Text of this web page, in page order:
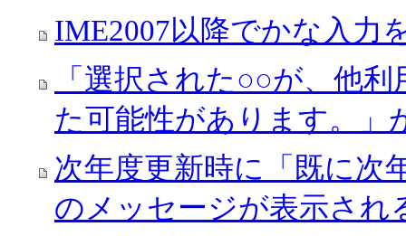
IME2007以降でかな入力
「選択された○○が、他
た可能性があります。」
次年度更新時に「既に次
のメッセージが表示され